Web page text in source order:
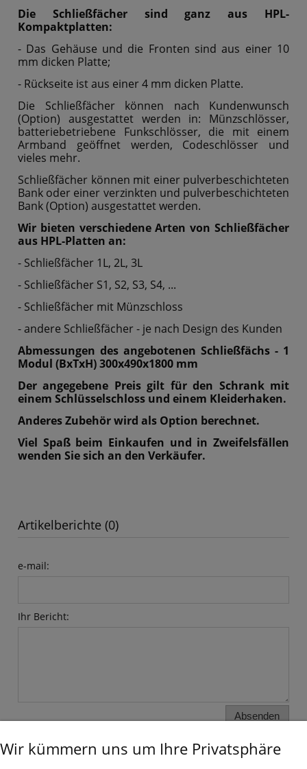
Die Schließfächer sind ganz aus HPL-
Kompaktplatten:
- Das Gehäuse und die Fronten sind aus einer 10
mm dicken Platte;
- Rückseite ist aus einer 4 mm dicken Platte.
Die Schließfächer können nach Kundenwunsch
(Option) ausgestattet werden in: Münzschlösser,
batteriebetriebene Funkschlösser, die mit einem
Armband geöffnet werden, Codeschlösser und
vieles mehr.
Schließfächer können mit einer pulverbeschichteten
Bank oder einer verzinkten und pulverbeschichteten
Bank (Option) ausgestattet werden.
Wir bieten verschiedene Arten von Schließfächer
aus HPL-Platten an:
- Schließfächer 1L, 2L, 3L
- Schließfächer S1, S2, S3, S4, ...
- Schließfächer mit Münzschloss
- andere Schließfächer - je nach Design des Kunden
Abmessungen des angebotenen Schließfächs - 1
Modul (BxTxH) 300x490x1800 mm
Der angegebene Preis gilt für den Schrank mit
einem Schlüsselschloss und einem Kleiderhaken.
Anderes Zubehör wird als Option berechnet.
Viel Spaß beim Einkaufen und in Zweifelsfällen
wenden Sie sich an den Verkäufer.
Artikelberichte (0)
e-mail:
Ihr Bericht:
Absenden
Wir kümmern uns um Ihre Privatsphäre